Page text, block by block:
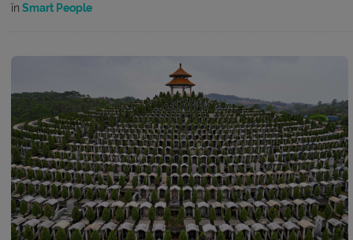
în Smart People